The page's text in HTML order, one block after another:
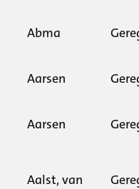
Abma
Aarsen
Aarsen
Aalst, van